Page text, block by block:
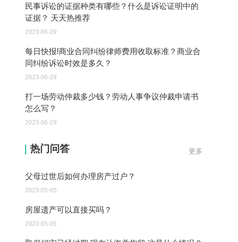
民事诉讼的证据种类有哪些？什么是诉讼证明中的
证据？ 天天热推荐
2023-06-29
每日快报!商业合同纠纷律师费用收取标准？商业合
同纠纷诉讼时效是多久？
2023-06-29
打一场劳动仲裁多少钱？劳动人事争议仲裁申请书
怎么写？
2023-06-29
更多
热门问答
继承遗产的份额怎么分配？
父母过世后如何办理房产过户？
房屋遗产可以直接买吗？
取保候审已经过期 现在让海关拘留 这是什么情况？